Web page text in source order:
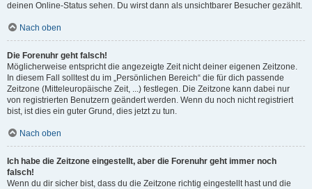
deinen Online-Status sehen. Du wirst dann als unsichtbarer Besucher gezählt.
Nach oben
Die Forenuhr geht falsch!
Möglicherweise entspricht die angezeigte Zeit nicht deiner eigenen Zeitzone.
In diesem Fall solltest du im „Persönlichen Bereich“ die für dich passende
Zeitzone (Mitteleuropäische Zeit, ...) festlegen. Die Zeitzone kann dabei nur
von registrierten Benutzern geändert werden. Wenn du noch nicht registriert
bist, ist dies ein guter Grund, dies jetzt zu tun.
Nach oben
Ich habe die Zeitzone eingestellt, aber die Forenuhr geht immer noch
falsch!
Wenn du dir sicher bist, dass du die Zeitzone richtig eingestellt hast und die